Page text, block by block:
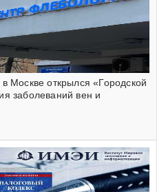
Москве открылся «Городской
заболеваний вен и